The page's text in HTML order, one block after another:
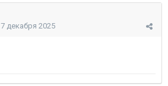
7 декабря 2025